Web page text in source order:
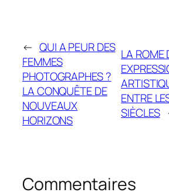
← QUI A PEUR DES
FEMMES
PHOTOGRAPHES ?
LA CONQUÊTE DE
NOUVEAUX
HORIZONS
LA ROME
ENTRE
SIÈCLES
Commentaires